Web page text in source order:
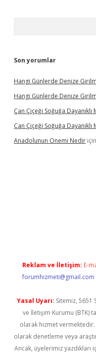
Son yorumlar
Hangi Günlerde Denize
Hangi Günlerde Denize
Çan Çiçeği Soğuğa Dayanıklı
Çan Çiçeği Soğuğa Dayanıklı
Anadolunun Onemi Nedir için
Reklam ve İletişim: E-
forumhizmeti@gmail.com
Yasal Uyarı: Sitemiz, 5651
ve İletişim Kurumu (BTK)
olarak hizmet
olarak denetleme veya
Ancak, üyelerimiz